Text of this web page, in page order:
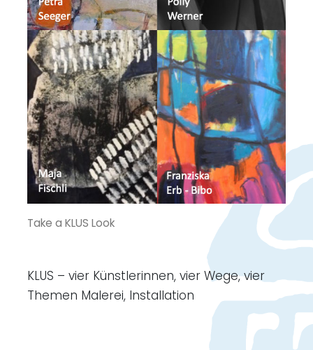
Take a KLUS Look
KLUS – vier Künstlerinnen, vier Wege, vier
Themen Malerei, Installation